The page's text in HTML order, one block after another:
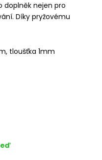
doplněk nejen pro
Díky pryžovému
tloušťka 1mm